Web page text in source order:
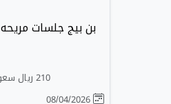
بن بيج جلسات
210 ريال سعودي